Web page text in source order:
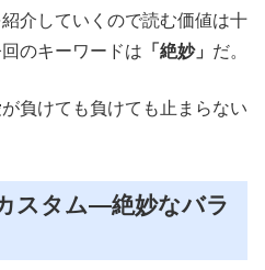
紹介していくので読む価値は十
のキーワードは 「絶妙」 だ。
負けても負けても止まらない
スタム―絶妙なバラ